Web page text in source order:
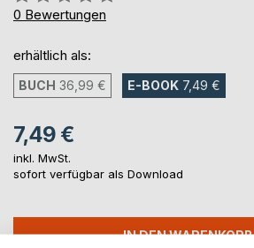
0%
0 Bewertungen
erhältlich als:
BUCH 36,99 € E-BOOK 7,49 €
7,49 €
inkl. MwSt.
sofort verfügbar als Download
IN DEN WARENKORB